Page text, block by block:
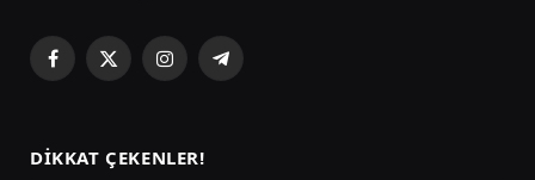
Facebook
X
InstagramTelegram
DIKKAT ÇEKENLER!